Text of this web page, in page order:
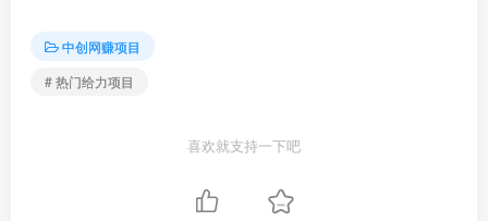
中创网赚项目
# 热门给力项目
喜欢就支持一下吧